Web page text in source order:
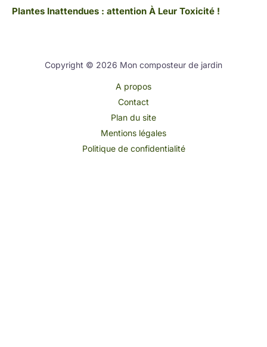
Plantes Inattendues : attention À Leur Toxicité !
Copyright © 2026 Mon composteur de jardin
A propos
Contact
Plan du site
Mentions légales
Politique de confidentialité